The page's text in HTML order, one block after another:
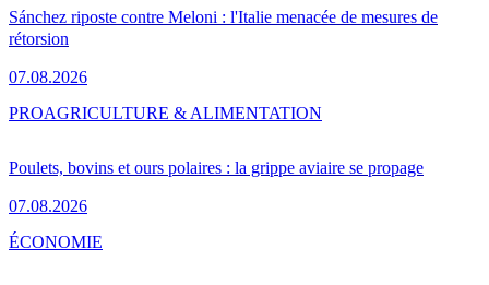
Sánchez riposte contre Meloni : l'Italie menacée de mesures de
rétorsion
07.08.2026
Poulets, bovins et ours polaires : la grippe aviaire se propage
07.08.2026
PROAGRICULTURE & ALIMENTATION
ÉCONOMIE